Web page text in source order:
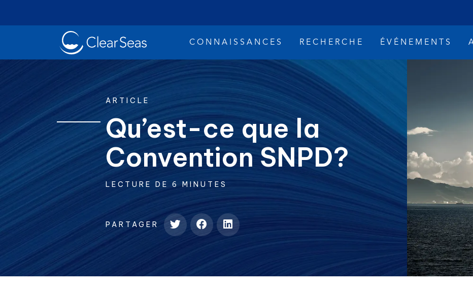
Clear
SeasAccueil
CONNAISSANCES RECHERCHE ÉVÉNEMENTS
Changement climatique
Sécurité
ARTICLE
Qu’est-ce que la
Convention SNPD?
LECTURE DE 6 MINUTES
PARTAGER